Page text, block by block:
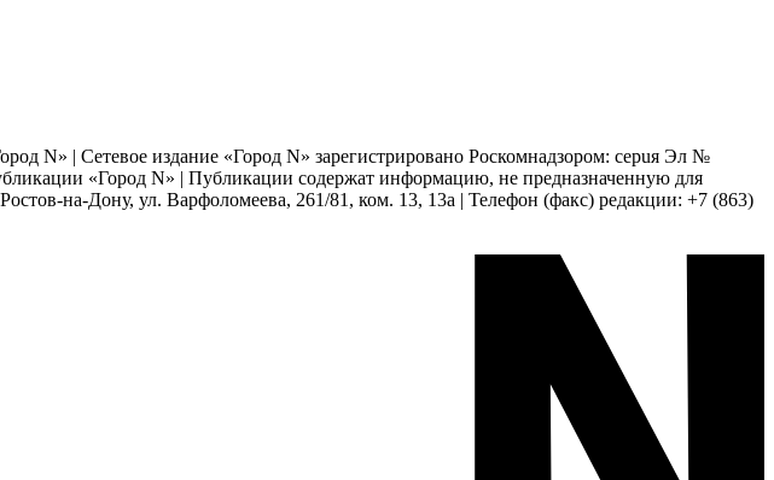
N» | Сетевое издание «Город N» зарегистрировано Роскомнадзором: серuя Эл №
«Город N» | Публикации содержат информацию, не предназначенную для
на-Дону, ул. Варфоломеева, 261/81, ком. 13, 13а | Телефон (факс) редакции: +7 (863)